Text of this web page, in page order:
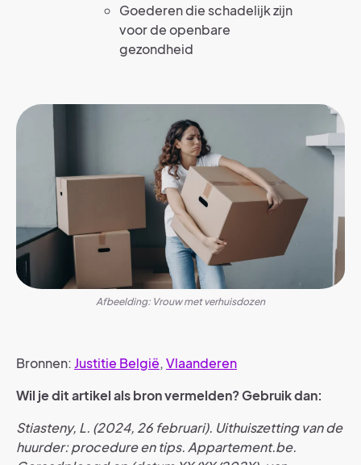
Goederen die schadelijk zijn
voor de openbare
gezondheid
Afbeelding: Vrouw met verhuisdozen
Bronnen:Justitie België,Vlaanderen
Wil je dit artikel als bron vermelden? Gebruik dan:
Stiasteny, L. (2024, 26 februari). Uithuiszetting van de
huurder: procedure en tips. Appartement.be.